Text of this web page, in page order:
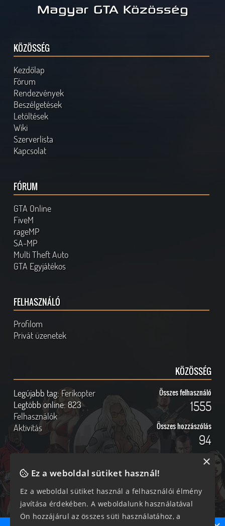
Magyar GTA Közösség
KÖZÖSSÉG
Kezdőlap
Fórum
Rendezvények
Beszélgetések
Letöltések
Wiki
Szerverlista
Kapcsolat
FÓRUM
GTA Online
FiveM
rageMP
SA-MP
Multi Theft Auto
GTA Egyjátékos
FELHASZNÁLÓ
Profilom
Privát üzenetek
KÖZÖSSÉG
Legújabb tag:Ferikopter
Legtöbb online:823
Felhasználók
Aktivitás
Összes felhasználó
1555
Összes hozzászólás
94
Online felhasználók
181 vendég, 0 tag
Kövess Minket!
Ez a weboldal sütiket használ!
Ez a weboldal sütiket használ a felhasználói élmény
javítása érdekében. A weboldalunk használatával
Ön hozzájárul az összes süti használatához, a
×